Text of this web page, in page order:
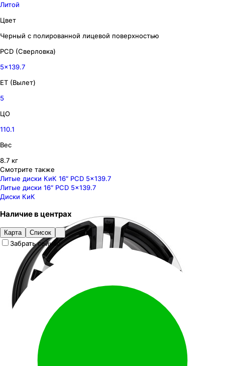
Литой
Цвет
Черный с полированной лицевой поверхностью
PCD (Сверловка)
5x139.7
ET (Вылет)
5
ЦО
110.1
Вес
8.7 кг
Смотрите также
Литые диски КиК 16″ PCD 5x139.7
Литые диски 16″ PCD 5x139.7
Диски КиК
Наличиев центрах
Карта Список
Забрать сейчас